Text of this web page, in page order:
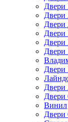
Двери
Двери
Двери
Двери
Двери
Винил